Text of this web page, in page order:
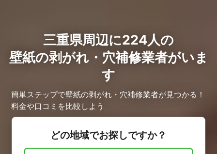
三重県周辺に224人の
壁紙の剥がれ・穴補修業者がいま
す
簡単ステップで壁紙の剥がれ・穴補修業者が見つかる！
料金や口コミを比較しよう
どの地域でお探しですか？